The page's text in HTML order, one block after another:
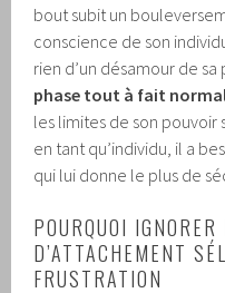
bout subit un
conscience de son
rien d’un désamour de sa
phase tout à fait
les limites de son pouvoir
en tant qu’individu, il a
qui lui donne le plus de
POURQUOI
D’ATTACHEMENT
FRUSTRATION